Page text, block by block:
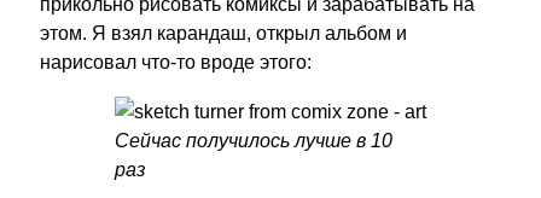
этом. Я взял карандаш, открыл альбом и
нарисовал что-то вроде этого:
Сейчас получилось лучше в 10
раз